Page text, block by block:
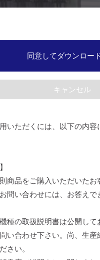
同意してダウンロー
キャンセル
いただくには、以下の内
商品をご購入いただいた
問い合わせには、お答え
種の取扱説明書は公開し
い合わせ下さい。尚、生
さい。